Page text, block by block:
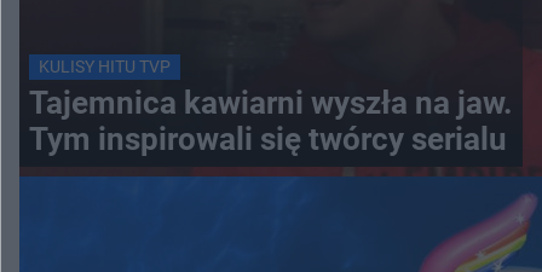
KULISY HITU TVP
Tajemnica kawiarni wyszła na jaw.
Tym inspirowali się twórcy serialu